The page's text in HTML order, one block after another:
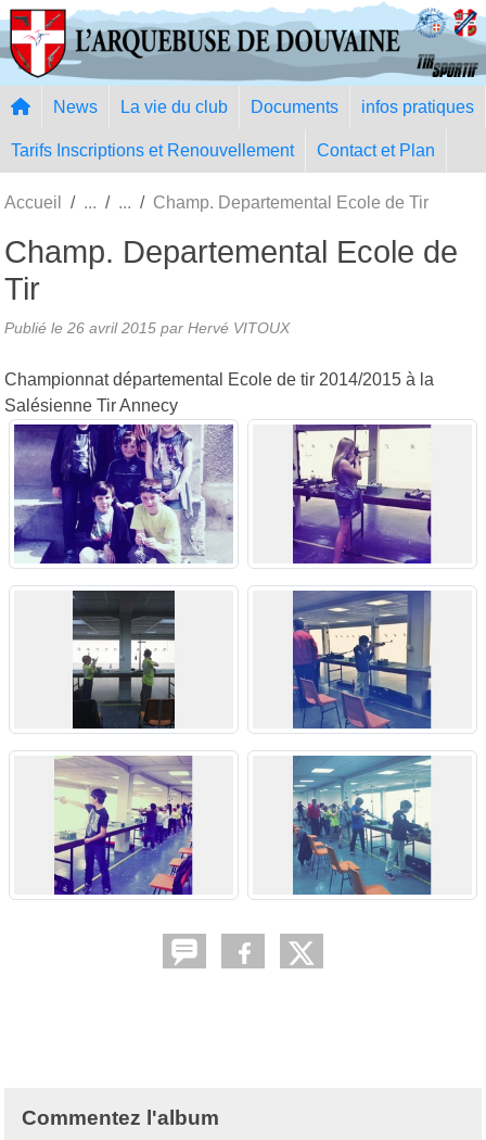
News La vie du club Documents infos pratiques
Tarifs Inscriptions et Renouvellement Contact et Plan
Accueil Champ. Departemental Ecole de Tir
Champ. Departemental Ecole de
Tir
Publié le 26 avril 2015 par Hervé VITOUX
Championnat départemental Ecole de tir 2014/2015 à la
Salésienne Tir Annecy
Commentez l'album
Panneau de gestion des cookies